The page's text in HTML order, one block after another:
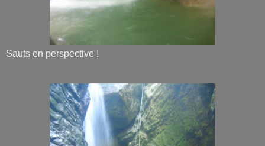
Sauts en perspective !